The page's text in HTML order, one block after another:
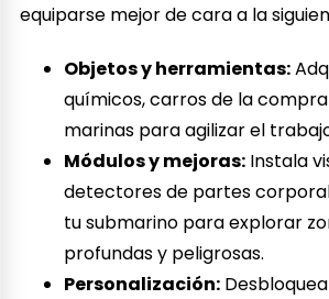
equiparse mejor de cara a la
Objetos y herramientas:
químicos, carros de la
marinas para agilizar el
Módulos y mejoras: Instala
detectores de partes
tu submarino para explorar
profundas y peligrosas.
Personalización: